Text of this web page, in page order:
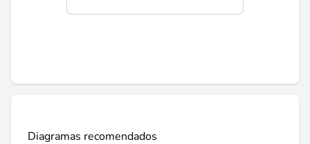
Diagramas recomendados